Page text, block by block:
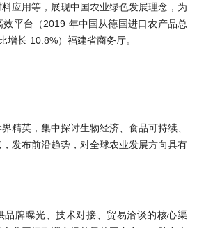
应用等，展现中国农业绿色发展理念，为
平台（2019 年中国从德国进口农产品总
增长 10.8%）福建省商务厅。
精英，集中探讨生物经济、食品可持续、
发布前沿趋势，对全球农业发展方向具有
品牌曝光、技术对接、贸易洽谈的核心渠